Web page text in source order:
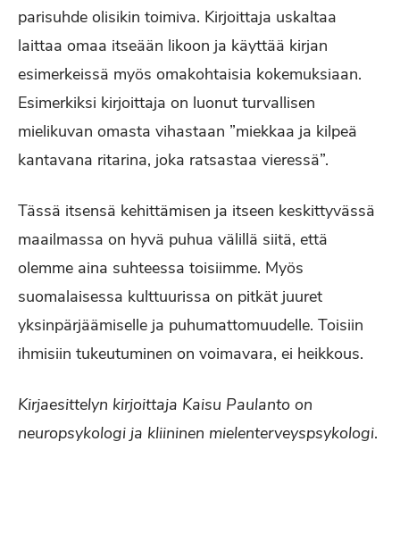
parisuhde olisikin toimiva. Kirjoittaja uskaltaa
laittaa omaa itseään likoon ja käyttää kirjan
esimerkeissä myös omakohtaisia kokemuksiaan.
Esimerkiksi kirjoittaja on luonut turvallisen
mielikuvan omasta vihastaan ”miekkaa ja kilpeä
kantavana ritarina, joka ratsastaa vieressä”.
Tässä itsensä kehittämisen ja itseen keskittyvässä
maailmassa on hyvä puhua välillä siitä, että
olemme aina suhteessa toisiimme. Myös
suomalaisessa kulttuurissa on pitkät juuret
yksinpärjäämiselle ja puhumattomuudelle. Toisiin
ihmisiin tukeutuminen on voimavara, ei heikkous.
Kirjaesittelyn kirjoittaja Kaisu Paulanto on
neuropsykologi ja kliininen mielenterveyspsykologi.